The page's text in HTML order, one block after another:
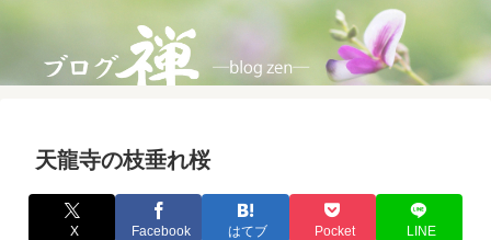
天龍寺の枝垂れ桜
X Facebook はてブ Pocket LINE